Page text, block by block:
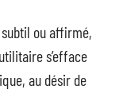
ou affirmé,
s’efface
au désir de